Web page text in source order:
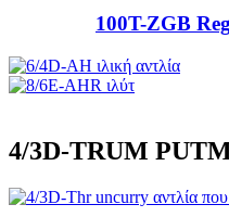
100T-ZGB
4/3D-TRUM